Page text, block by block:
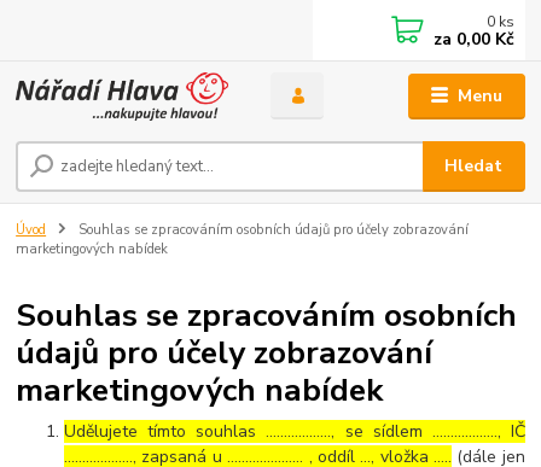
Menu
Hledat
0 ks
za 0,00 Kč
Úvod
Souhlas se zpracováním osobních údajů pro účely zobrazování
marketingových nabídek
Souhlas se zpracováním osobních
údajů pro účely zobrazování
marketingových nabídek
Udělujete tímto souhlas ……………..., se sídlem ………………, IČ
………………., zapsaná u ………………… , oddíl …, vložka ….. (dále jen